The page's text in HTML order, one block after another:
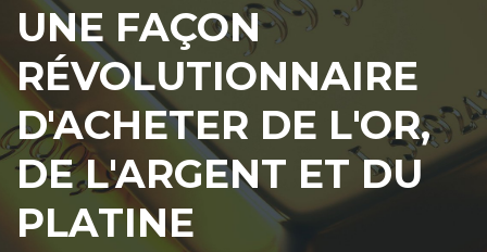
UNE FAÇON
RÉVOLUTIONNAIRE
D'ACHETER DE L'OR,
DE L'ARGENT ET DU
PLATINE